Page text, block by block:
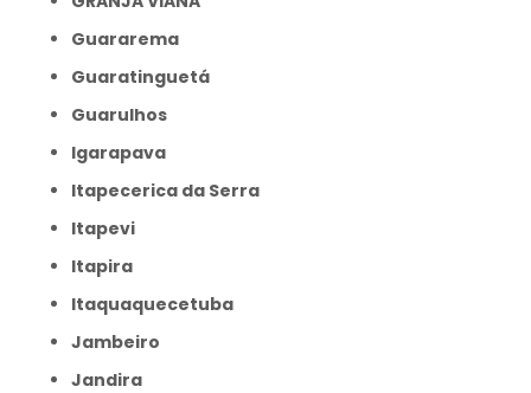
Guararema
Guaratinguetá
Guarulhos
Igarapava
Itapecerica da Serra
Itapevi
Itapira
Itaquaquecetuba
Jambeiro
Jandira